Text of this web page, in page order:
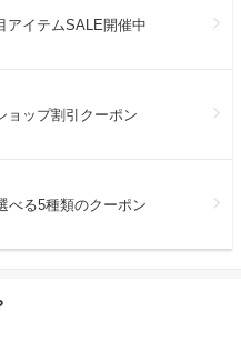
アイテムSALE開催中
ョップ割引クーポン
べる5種類のクーポン